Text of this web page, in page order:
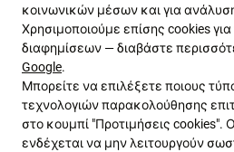
Ενημερωτικό δελτίο
Εγγραφείτε για να λαμβάνετε
με εκπτώσεις και νέα από την
με την υποβολή αυτής της φόρμας,
άνω των 16 ετών.
κοινωνικών μέσων και για
Χρησιμοποιούμε επίσης cookies
διαφημίσεων — διαβάστε
Google.
Μπορείτε να επιλέξετε ποιους
τεχνολογιών παρακολούθησης
στο κουμπί "Προτιμήσεις cookies".
ενδέχεται να μην λειτουργούν